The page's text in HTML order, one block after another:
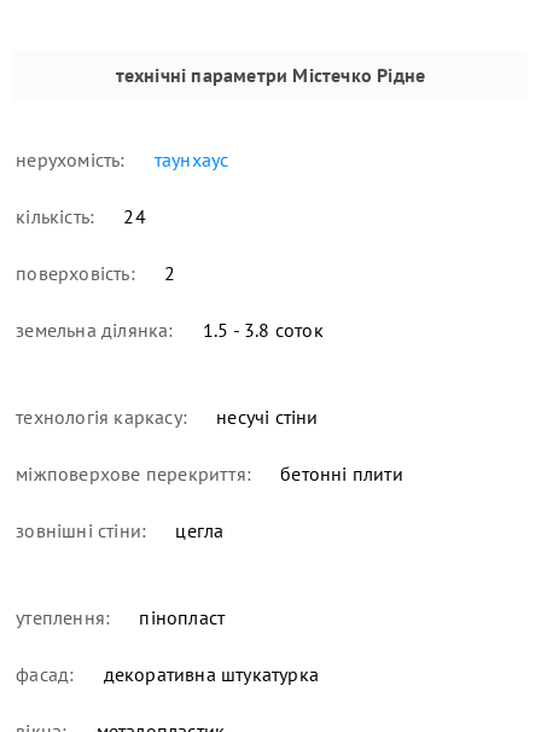
технічні параметри Містечко Рідне
нерухомість: таунхаус
кількість: 24
поверховість: 2
земельна ділянка: 1.5 - 3.8 соток
технологія каркасу: несучі стіни
міжповерхове перекриття: бетонні плити
зовнішні стіни: цегла
утеплення: пінопласт
фасад: декоративна штукатурка